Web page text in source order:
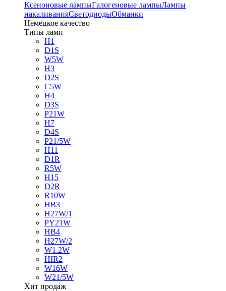
Ксеноновые лампыГалогеновые лампыЛампы
накаливанияСветодиодыОбманки
Немецкое качество
Типы ламп
H1
D1S
W5W
H3
D2S
C5W
H4
D3S
P21W
H7
D4S
P21/5W
H11
D1R
R5W
H15
D2R
R10W
HB3
H27W/1
PY21W
HB4
H27W/2
W1.2W
HIR2
W16W
W21/5W
Хит продаж